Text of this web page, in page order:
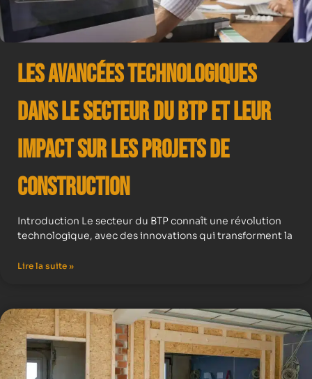
Les avancées technologiques
dans le secteur du BTP et leur
impact sur les projets de
construction
Introduction Le secteur du BTP connaît une révolution
technologique, avec des innovations qui transforment la
Lire la suite »